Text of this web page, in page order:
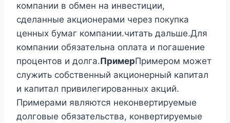
компании в обмен на инвестиции,
сделанные акционерами через покупка
ценных бумаг компании.читать дальше.Для
компании обязательна оплата и погашение
процентов и долга.ПримерПримером может
служить собственный акционерный капитал
и капитал привилегированных акций.
Примерами являются неконвертируемые
долговые обязательства, конвертируемые